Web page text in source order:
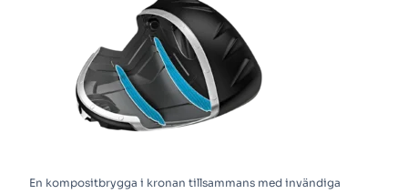
En kompositbrygga i kronan tillsammans med invändiga